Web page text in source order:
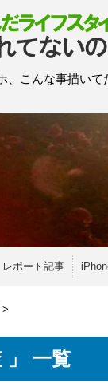
、こんな事描い
レポート記事
>
」 一覧